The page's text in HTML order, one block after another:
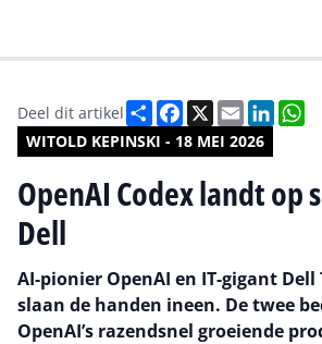
WITOLD KEPINSKI - 18 MEI 2026
Deel dit artikel DeelFacebook
X Email
OpenAI Codex landt op
Dell
AI-pionier OpenAI en IT-gigant Dell
slaan de handen ineen. De twee
OpenAI’s razendsnel groeiende